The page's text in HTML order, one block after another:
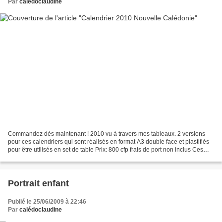
Commandez dès maintenant ! 2010 vu à travers mes tableaux. 2 versions
pour ces calendriers qui sont réalisés en format A3 double face et plastifiés
pour être utilisés en set de table Prix: 800 cfp frais de port non inclus Ces
Portrait enfant
Publié le 25/06/2009 à 22:46
Par calédoclaudine